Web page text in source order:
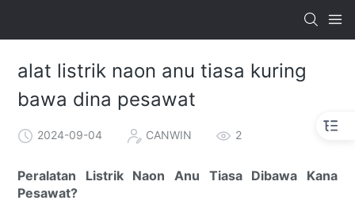
alat listrik naon anu tiasa kuring
bawa dina pesawat
2024-09-04 CANWIN 2
Peralatan Listrik Naon Anu Tiasa Dibawa Kana
Pesawat?